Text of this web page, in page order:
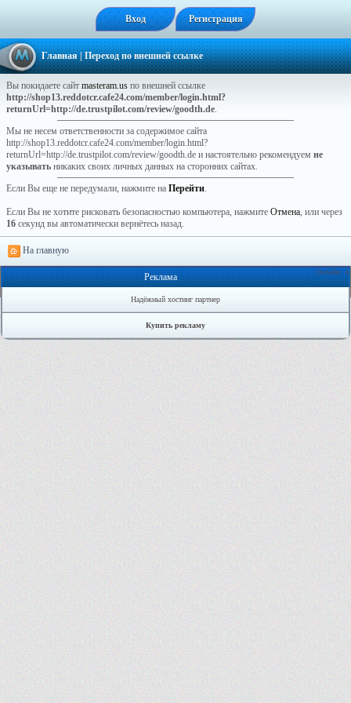
Вход Регистрация
Главная| Переход по внешней ссылке
Вы покидаете сайт masteram.us по внешней ссылке
http://shop13.reddotcr.cafe24.com/member/login.html?
returnUrl=http://de.trustpilot.com/review/goodth.de.
Мы не несем ответственности за содержимое сайта
http://shop13.reddotcr.cafe24.com/member/login.html?
returnUrl=http://de.trustpilot.com/review/goodth.de и настоятельно рекомендуем не
указывать никаких своих личных данных на сторонних сайтах.
Если Вы еще не передумали, нажмите на Перейти.
Если Вы не хотите рисковать безопасностью компьютера, нажмите Отмена, или через
16 секунд вы автоматически вернётесь назад.
На главную
Онлайн: 4
Реклама
Надёжный хостинг партнер
Купить рекламу